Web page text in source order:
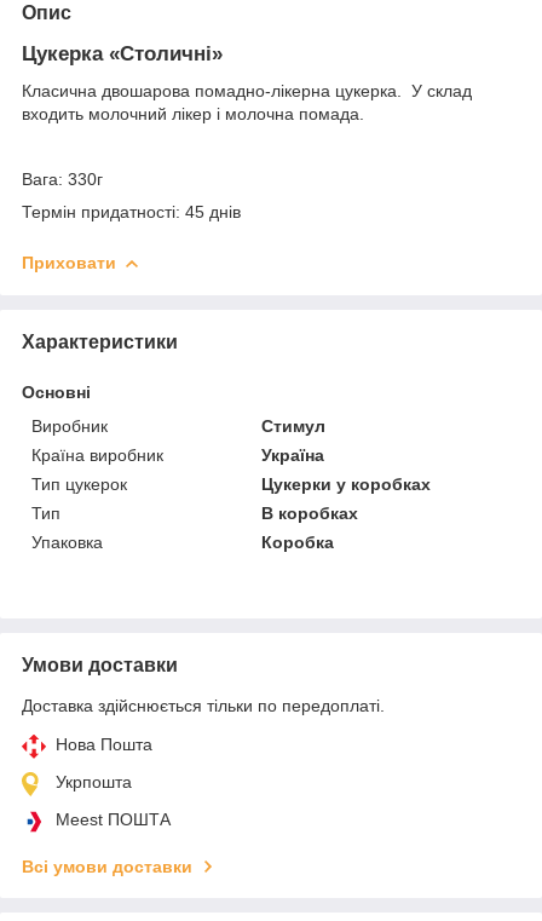
Опис
Цукерка «Столичні»
Класична двошарова помадно-лікерна цукерка. У склад
входить молочний лікер і молочна помада.
Вага: 330г
Термін придатності: 45 днів
Приховати
Характеристики
Основні
Виробник
Стимул
Країна виробник
Україна
Тип цукерок
Цукерки у коробках
Тип
В коробках
Упаковка
Коробка
Умови доставки
Доставка здійснюється тільки по передоплаті.
Нова Пошта
Укрпошта
Meest ПОШТА
Всі умови доставки